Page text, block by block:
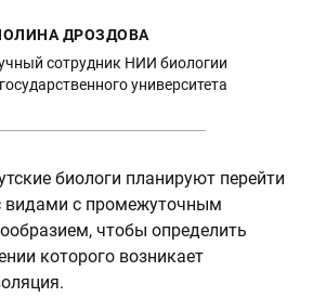
ДРОЗДОВА
сотрудник НИИ биологии
университета
биологи планируют перейти
видами с промежуточным
чтобы определить
которого возникает